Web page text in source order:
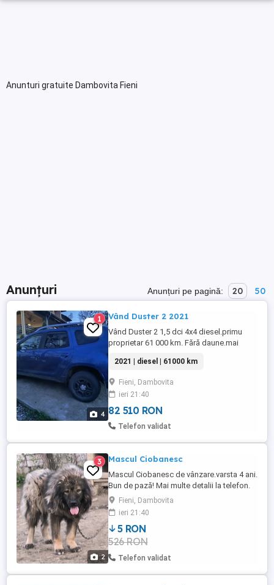
Anunturi gratuite Dambovita Fieni
Anunțuri Anunțuri pe pagină: 20 50
4
1 Vând Duster 2 2021
Vând Duster 2 1,5 dci 4x4 diesel.primu
proprietar 61 000 km. Fără daune.mai
2021 | diesel | 61000 km
Fieni, Dambovita
ieri 21:40
82 510 RON
Telefon validat
2
3 Mascul Ciobanesc
Mascul Ciobanesc de vânzare.varsta 4 ani.
Bun de pază! Mai multe detalii la telefon.
Fieni, Dambovita
ieri 21:40
5 RON
526 RON
Telefon validat